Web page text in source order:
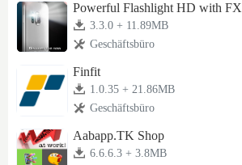
Powerful Flashlight HD with FX
3.3.0 + 11.89MB
Geschäftsbüro
Finfit
1.0.35 + 21.86MB
Geschäftsbüro
Aabapp.TK Shop
6.6.6.3 + 3.8MB